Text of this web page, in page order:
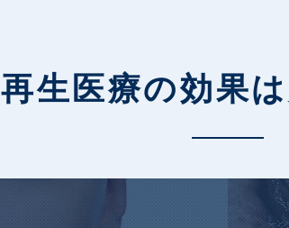
再生医療の効果は